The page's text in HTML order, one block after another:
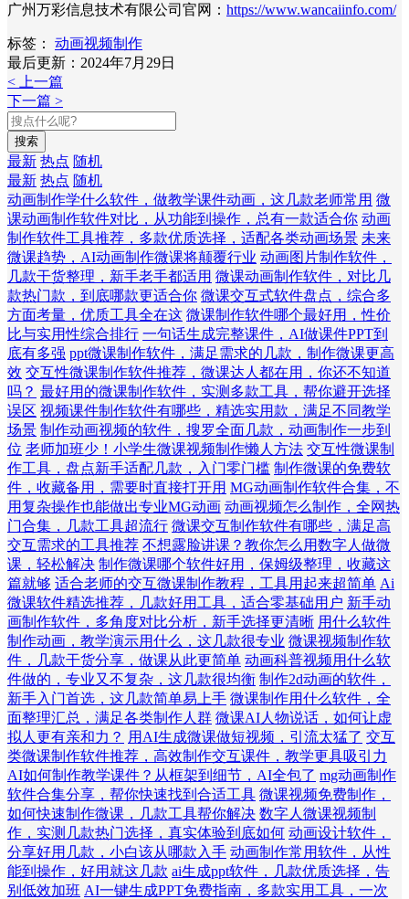
广州万彩信息技术有限公司官网： https://www.wancaiinfo.com/
标签：
动画视频制作
最后更新：2024年7月29日
< 上一篇
下一篇 >
搜索
最新 热点 随机
最新 热点 随机
动画制作学什么软件，做教学课件动画，这几款老师常用 微
课动画制作软件对比，从功能到操作，总有一款适合你 动画
制作软件工具推荐，多款优质选择，适配各类动画场景 未来
微课趋势，AI动画制作微课将颠覆行业 动画图片制作软件，
几款干货整理，新手老手都适用 微课动画制作软件，对比几
款热门款，到底哪款更适合你 微课交互式软件盘点，综合多
方面考量，优质工具全在这 微课制作软件哪个最好用，性价
比与实用性综合排行 一句话生成完整课件，AI做课件PPT到
底有多强 ppt微课制作软件，满足需求的几款，制作微课更高
效 交互性微课制作软件推荐，微课达人都在用，你还不知道
吗？ 最好用的微课制作软件，实测多款工具，帮你避开选择
误区 视频课件制作软件有哪些，精选实用款，满足不同教学
场景 制作动画视频的软件，搜罗全面几款，动画制作一步到
位 老师加班少！小学生微课视频制作懒人方法 交互性微课制
作工具，盘点新手适配几款，入门零门槛 制作微课的免费软
件，收藏备用，需要时直接打开用 MG动画制作软件合集，不
用复杂操作也能做出专业MG动画 动画视频怎么制作，全网热
门合集，几款工具超流行 微课交互制作软件有哪些，满足高
交互需求的工具推荐 不想露脸讲课？教你怎么用数字人做微
课，轻松解决 制作微课哪个软件好用，保姆级整理，收藏这
篇就够 适合老师的交互微课制作教程，工具用起来超简单 Ai
微课软件精选推荐，几款好用工具，适合零基础用户 新手动
画制作软件，多角度对比分析，新手选择更清晰 用什么软件
制作动画，教学演示用什么，这几款很专业 微课视频制作软
件，几款干货分享，做课从此更简单 动画科普视频用什么软
件做的，专业又不复杂，这几款很均衡 制作2d动画的软件，
新手入门首选，这几款简单易上手 微课制作用什么软件，全
面整理汇总，满足各类制作人群 微课AI人物说话，如何让虚
拟人更有亲和力？ 用AI生成微课做短视频，引流太猛了 交互
类微课制作软件推荐，高效制作交互课件，教学更具吸引力
AI如何制作教学课件？从框架到细节，AI全包了 mg动画制作
软件合集分享，帮你快速找到合适工具 微课视频免费制作，
如何快速制作微课，几款工具帮你解决 数字人微课视频制
作，实测几款热门选择，真实体验到底如何 动画设计软件，
分享好用几款，小白该从哪款入手 动画制作常用软件，从性
能到操作，好用就这几款 ai生成ppt软件，几款优质选择，告
别低效加班 AI一键生成PPT免费指南，多款实用工具，一次